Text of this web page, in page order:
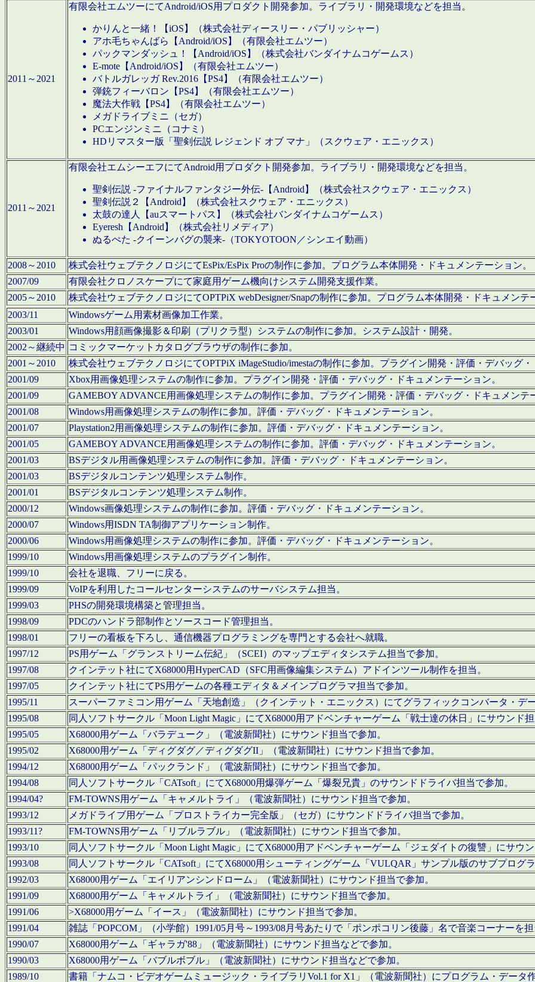
2011～2021
有限会社エムツーにてAndroid/iOS用プロダクト開発参加。ライブラリ・開発環境などを担当。
かりんと一緒！【iOS】（株式会社ディースリー・パブリッシャー）
アホ毛ちゃんばら【Android/iOS】（有限会社エムツー）
パックマンダッシュ！【Android/iOS】（株式会社バンダイナムコゲームス）
E-mote【Android/iOS】（有限会社エムツー）
バトルガレッガ Rev.2016【PS4】（有限会社エムツー）
弾銃フィーバロン【PS4】（有限会社エムツー）
魔法大作戦【PS4】（有限会社エムツー）
メガドライブミニ（セガ）
PCエンジンミニ（コナミ）
HDリマスター版「聖剣伝説 レジェンド オブ マナ」（スクウェア・エニックス）
2011～2021
有限会社エムシーエフにてAndroid用プロダクト開発参加。ライブラリ・開発環境などを担当。
聖剣伝説 -ファイナルファンタジー外伝-【Android】（株式会社スクウェア・エニックス）
聖剣伝説２【Android】（株式会社スクウェア・エニックス）
太鼓の達人【auスマートパス】（株式会社バンダイナムコゲームス）
Eyeresh【Android】（株式会社リメディア）
ぬるぺた -クイーンバグの襲来-（TOKYOTOON／シンエイ動画）
2008～2010
株式会社ウェブテクノロジにてEsPix/EsPix Proの制作に参加。プログラム本体開発・ドキュメンテーション。
2007/09
有限会社クロノスケープにて家庭用ゲーム機向けシステム開発支援作業。
2005～2010
株式会社ウェブテクノロジにてOPTPiX webDesigner/Snapの制作に参加。プログラム本体開発・ドキュメンテ
2003/11
Windowsゲーム用素材画像加工作業。
2003/01
Windows用顔画像撮影＆印刷（プリクラ型）システムの制作に参加。システム設計・開発。
2002～継続中 コミックマーケットカタログブラウザの制作に参加。
2001～2010
株式会社ウェブテクノロジにてOPTPiX iMageStudio/imestaの制作に参加。プラグイン開発・評価・デバッグ
2001/09
Xbox用画像処理システムの制作に参加。プラグイン開発・評価・デバッグ・ドキュメンテーション。
2001/09
GAMEBOY ADVANCE用画像処理システムの制作に参加。プラグイン開発・評価・デバッグ・ドキュメンテ
2001/08
Windows用画像処理システムの制作に参加。評価・デバッグ・ドキュメンテーション。
2001/07
Playstation2用画像処理システムの制作に参加。評価・デバッグ・ドキュメンテーション。
2001/05
GAMEBOY ADVANCE用画像処理システムの制作に参加。評価・デバッグ・ドキュメンテーション。
2001/03
BSデジタル用画像処理システムの制作に参加。評価・デバッグ・ドキュメンテーション。
2001/03
BSデジタルコンテンツ処理システム制作。
2001/01
BSデジタルコンテンツ処理システム制作。
2000/12
Windows画像処理システムの制作に参加。評価・デバッグ・ドキュメンテーション。
2000/07
Windows用ISDN TA制御アプリケーション制作。
2000/06
Windows用画像処理システムの制作に参加。評価・デバッグ・ドキュメンテーション。
1999/10
Windows用画像処理システムのプラグイン制作。
1999/10
会社を退職、フリーに戻る。
1999/09
VoIPを利用したコールセンターシステムのサーバシステム担当。
1999/03
PHSの開発環境構築と管理担当。
1998/09
PDCのハンドラ部制作とソースコード管理担当。
1998/01
フリーの看板を下ろし、通信機器プログラミングを専門とする会社へ就職。
1997/12
PS用ゲーム「グランストリーム伝紀」（SCEI）のマップエディタシステム担当で参加。
1997/08
クインテット社にてX68000用HyperCAD（SFC用画像編集システム）アドインツール制作を担当。
1997/05
クインテット社にてPS用ゲームの各種エディタ＆メインプログラマ担当で参加。
1995/11
スーパーファミコン用ゲーム「天地創造」（クインテット・エニックス）にてグラフィックコンバータ・デ
1995/08
同人ソフトサークル「Moon Light Magic」にてX68000用アドベンチャーゲーム「戦士達の休日」にサウンド
1995/05
X68000用ゲーム「バラデューク」（電波新聞社）にサウンド担当で参加。
1995/02
X68000用ゲーム「ディグダグ／ディグダグII」（電波新聞社）にサウンド担当で参加。
1994/12
X68000用ゲーム「パックランド」（電波新聞社）にサウンド担当で参加。
1994/08
同人ソフトサークル「CATsoft」にてX68000用爆弾ゲーム「爆裂兄貴」のサウンドドライバ担当で参加。
1994/04?
FM-TOWNS用ゲーム「キャメルトライ」（電波新聞社）にサウンド担当で参加。
1993/12
メガドライブ用ゲーム「プロストライカー完全版」（セガ）にサウンドドライバ担当で参加。
1993/11?
FM-TOWNS用ゲーム「リブルラブル」（電波新聞社）にサウンド担当で参加。
1993/10
同人ソフトサークル「Moon Light Magic」にてX68000用アドベンチャーゲーム「ジェダイトの復讐」にサウ
1993/08
同人ソフトサークル「CATsoft」にてX68000用シューティングゲーム「VULQAR」サンプル版のサブプログ
1992/03
X68000用ゲーム「エイリアンシンドローム」（電波新聞社）にサウンド担当で参加。
1991/09
X68000用ゲーム「キャメルトライ」（電波新聞社）にサウンド担当で参加。
1991/06
>X68000用ゲーム「イース」（電波新聞社）にサウンド担当で参加。
1991/04
雑誌「POPCOM」（小学館）1991/05月号～1993/08月号あたりで「ポンポコリン後藤」名で音楽コーナーを
1990/07
X68000用ゲーム「ギャラガ'88」（電波新聞社）にサウンド担当などで参加。
1990/03
X68000用ゲーム「バブルボブル」（電波新聞社）にサウンド担当などで参加。
1989/10
書籍「ナムコ・ビデオゲームミュージック・ライブラリVol.1 for X1」（電波新聞社）にプログラム・データ